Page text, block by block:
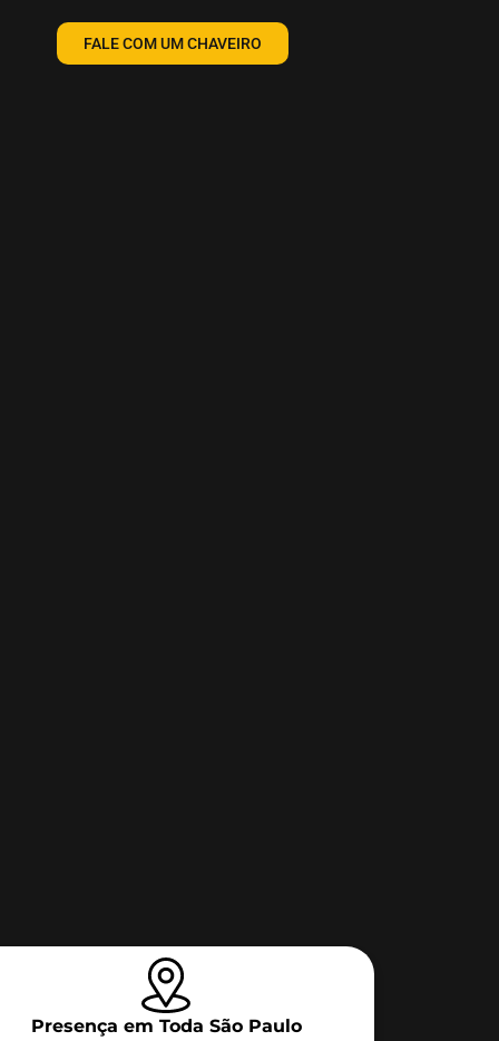
FALE COM UM CHAVEIRO
Presença em Toda São Paulo